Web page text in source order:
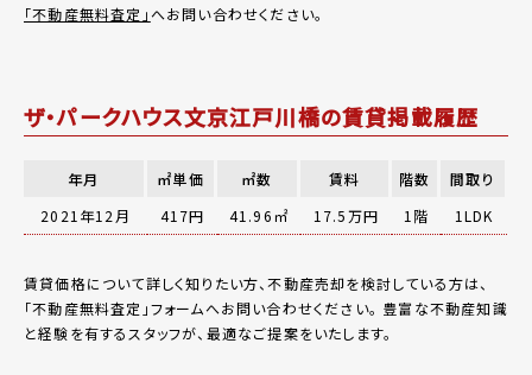
「不動産無料査定」へお問い合わせください。
ザ・パークハウス文京江戸川橋の賃貸掲載履歴
年月 ㎡単価 ㎡数 賃料 階数
間取り
2021年12月
417円 41.96㎡ 17.5万円 1階 1LDK
賃貸価格について詳しく知りたい方、不動産売却を検討している方は、
「不動産無料査定 」フォームへお問い合わせください。 豊富な不動産知識
と経験を有するスタッフが、最適なご提案をいたします。